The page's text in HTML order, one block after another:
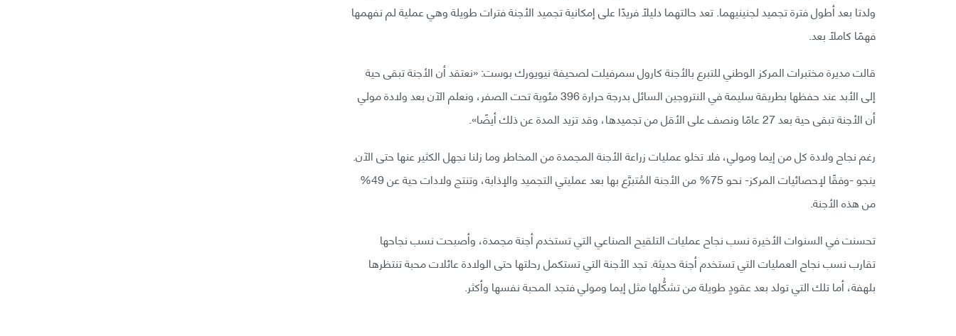
ولدتا بعد أطول فترة تجميد لجنينيهما. تعد حالتهما دليلًا فريدًا على إمكانية تجميد الأجنة فترات طويلة وهي عملية لم نفهمها
فهمًا كاملًا بعد.
قالت مديرة مختبرات المركز الوطني للتبرع بالأجنة كارول سمرفيلت لصحيفة نيويورك بوست: «نعتقد أن الأجنة تبقى حية
إلى الأبد عند حفظها بطريقة سليمة في النتروجين السائل بدرجة حرارة 396 مئوية تحت الصفر، ونعلم الآن بعد ولادة مولي
أن الأجنة تبقى حية بعد 27 عامًا ونصف على الأقل من تجميدها، وقد تزيد المدة عن ذلك أيضًا».
رغم نجاح ولادة كل من إيما ومولي، فلا تخلو عمليات زراعة الأجنة المجمدة من المخاطر وما زلنا نجهل الكثير عنها حتى الآن.
ينجو -وفقًا لإحصائيات المركز- نحو 75% من الأجنة المُتبرَّع بها بعد عمليتي التجميد والإذابة، وتنتج ولادات حية عن 49%
من هذه الأجنة.
تحسنت في السنوات الأخيرة نسب نجاح عمليات التلقيح الصناعي التي تستخدم أجنة مجمدة، وأصبحت نسب نجاحها
تقارب نسب نجاح العمليات التي تستخدم أجنة حديثة. تجد الأجنة التي تستكمل رحلتها حتى الولادة عائلات محبة تنتظرها
بلهفة، أما تلك التي تولد بعد عقودٍ طويلة من تشكُّلها مثل إيما ومولي فتجد المحبة نفسها وأكثر.